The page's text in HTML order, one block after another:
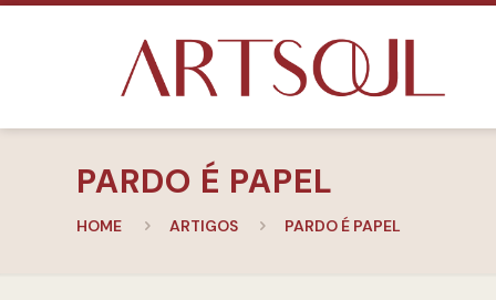
PARDO É PAPEL
HOME ARTIGOS PARDO É PAPEL